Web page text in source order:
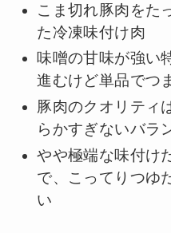
こま切れ豚肉をた
た冷凍味付け肉
味噌の甘味が強い
進むけど単品でつ
豚肉のクオリティ
らかすぎないバラ
やや極端な味付け
で、こってりつゆ
い